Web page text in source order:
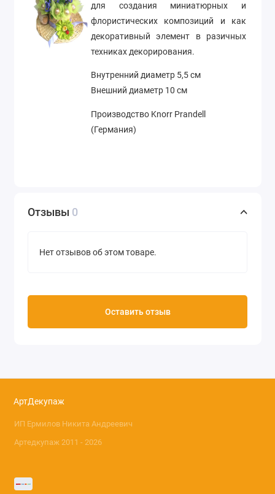
для создания миниатюрных и
флористических композиций и как
декоративный элемент в разичных
техниках декорирования.
Внутренний диаметр 5,5 см
Внешний диаметр 10 см
Производство Knorr Prandell
(Германия)
Отзывы 0
Нет отзывов об этом товаре.
Оставить отзыв
АртДекупаж
ИП Ермилов Никита Андреевич
Артедкупаж 2011 - 2026